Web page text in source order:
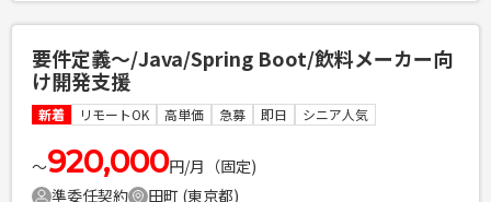
PHPを用いたWebサービスの開発経験4年以上
Laravelを用いた開発経験1年以上
エンジニア複数人のチームでの開発経験
要件定義〜/Java/Spring Boot/飲料メーカー向
け開発支援
新着 リモートOK 高単価 急募 即日 シニア人気
〜920,000円/月（固定)
準委任契約
田町 (東京都)